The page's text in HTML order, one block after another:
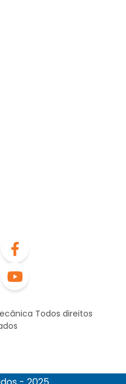
Todos direitos